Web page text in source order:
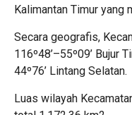
Kalimantan Timur yang
Secara geografis,
116º48’–55º09’ Bujur
44º76’ Lintang Selatan.
Luas wilayah